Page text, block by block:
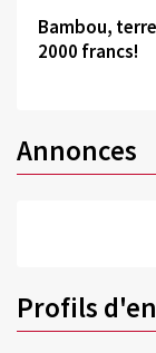
Bambou,
2000 francs!
Annonces
Profils